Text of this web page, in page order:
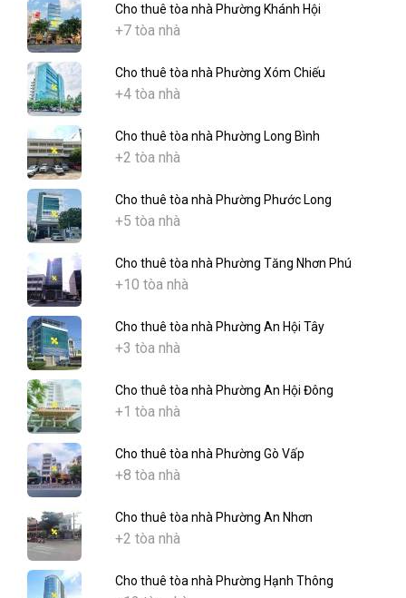
Cho thuê tòa nhà Phường Khánh Hội
+7 tòa nhà
Cho thuê tòa nhà Phường Xóm Chiếu
+4 tòa nhà
Cho thuê tòa nhà Phường Long Bình
+2 tòa nhà
Cho thuê tòa nhà Phường Phước Long
+5 tòa nhà
Cho thuê tòa nhà Phường Tăng Nhơn Phú
+10 tòa nhà
Cho thuê tòa nhà Phường An Hội Tây
+3 tòa nhà
Cho thuê tòa nhà Phường An Hội Đông
+1 tòa nhà
Cho thuê tòa nhà Phường Gò Vấp
+8 tòa nhà
Cho thuê tòa nhà Phường An Nhơn
+2 tòa nhà
Cho thuê tòa nhà Phường Hạnh Thông